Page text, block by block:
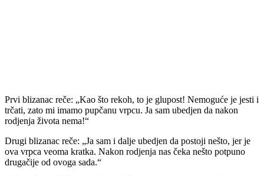
Prvi blizanac reče: „Kao što rekoh, to je glupost! Nemoguće je jesti i
trčati, zato mi imamo pupčanu vrpcu. Ja sam ubedjen da nakon
rodjenja života nema!“
Drugi blizanac reče: „Ja sam i dalje ubedjen da postoji nešto, jer je
ova vrpca veoma kratka. Nakon rodjenja nas čeka nešto potpuno
drugačije od ovoga sada.“